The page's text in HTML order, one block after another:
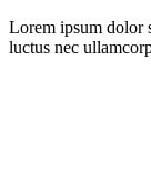
Lorem ipsum dolor
luctus nec